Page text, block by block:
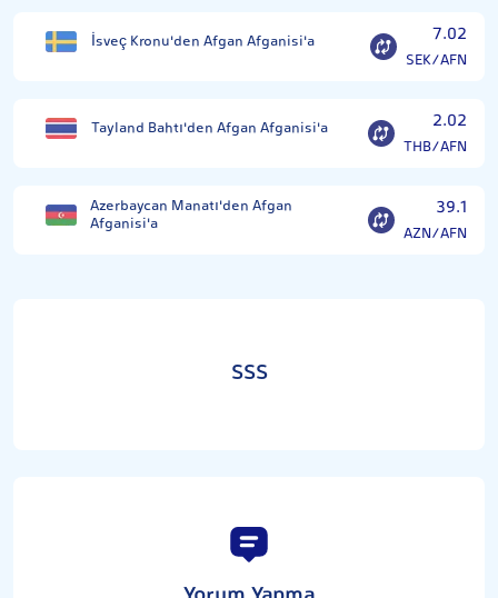
İsveç Kronu'den Afgan Afganisi'a 7.02
SEK/AFN
Tayland Bahtı'den Afgan Afganisi'a 2.02
THB/AFN
Azerbaycan Manatı'den Afgan
Afganisi'a
39.1
AZN/AFN
SSS